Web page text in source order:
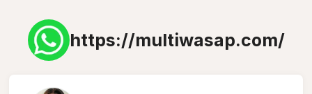
https://multiwasap.com/